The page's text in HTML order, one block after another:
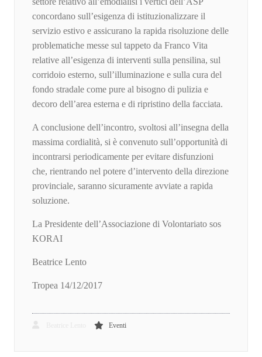
concordano sull’esigenza di istituzionalizzare il
servizio estivo e assicurano la rapida risoluzione delle
problematiche messe sul tappeto da Franco Vita
relative all’esigenza di interventi sulla pensilina, sul
corridoio esterno, sull’illuminazione e sulla cura del
fondo stradale come pure al bisogno di pulizia e
decoro dell’area esterna e di ripristino della facciata.
A conclusione dell’incontro, svoltosi all’insegna della
massima cordialità, si è convenuto sull’opportunità di
incontrarsi periodicamente per evitare disfunzioni
che, rientrando nel potere d’intervento della direzione
provinciale, saranno sicuramente avviate a rapida
soluzione.
La Presidente dell’Associazione di Volontariato sos
KORAI
Beatrice Lento
Tropea 14/12/2017
Eventi